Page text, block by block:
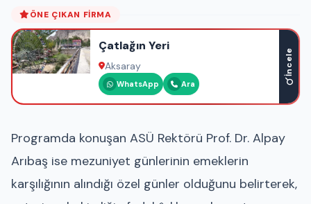
ÖNE ÇIKAN FIRMA
Çatlağın Yeri
Aksaray
WhatsApp Ara
İncele
Programda konuşan ASÜ Rektörü Prof. Dr. Alpay
Arıbaş ise mezuniyet günlerinin emeklerin
karşılığının alındığı özel günler olduğunu belirterek,